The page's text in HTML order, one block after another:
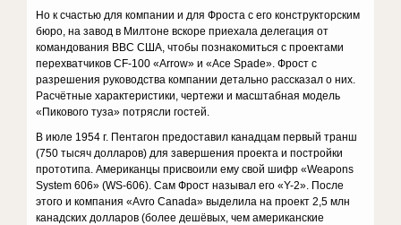
Но к счастью для компании и для Фроста с его конструкторским
бюро, на завод в Милтоне вскоре приехала делегация от
командования ВВС США, чтобы познакомиться с проектами
перехватчиков CF-100 «Arrow» и «Ace Spade». Фрост с
разрешения руководства компании детально рассказал о них.
Расчётные характеристики, чертежи и масштабная модель
«Пикового туза» потрясли гостей.
В июле 1954 г. Пентагон предоставил канадцам первый транш
(750 тысяч долларов) для завершения проекта и постройки
прототипа. Американцы присвоили ему свой шифр «Weapons
System 606» (WS-606). Сам Фрост называл его «Y-2». После
этого и компания «Avro Canada» выделила на проект 2,5 млн
канадских долларов (более дешёвых, чем американские